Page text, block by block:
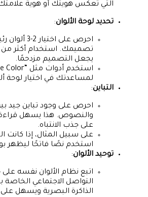
التي تعكس هويتك أو هوية علامتك
تحديد لوحة الألوان:
احرص على
تصميمك. استخدام أكثر من
يجعل التصميم مزدحمًا.
لمساعدتك في اختيار لوحة
التباين:
احرص على وجود تباين جيد
والنصوص. هذا يسهل
على جذب الانتباه.
على سبيل المثال، إذا كانت
استخدم نصًا فاتحًا ليظهر
توحيد الألوان:
اتبع نظام الألوان نفسه
التواصل الاجتماعي الخاصة
الذاكرة البصرية ويسهل